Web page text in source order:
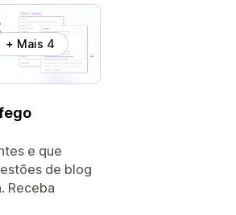
+ Mais 4
e que
de blog
Receba